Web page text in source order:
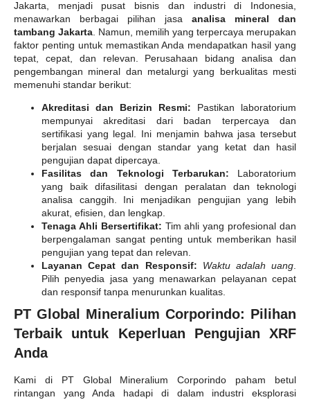
Jakarta, menjadi pusat bisnis dan industri di Indonesia,
menawarkan berbagai pilihan jasa analisa mineral dan
tambang Jakarta . Namun, memilih yang terpercaya merupakan
faktor penting untuk memastikan Anda mendapatkan hasil yang
tepat, cepat, dan relevan. Perusahaan bidang analisa dan
pengembangan mineral dan metalurgi yang berkualitas mesti
memenuhi standar berikut:
Akreditasi dan Berizin Resmi: Pastikan laboratorium
mempunyai akreditasi dari badan terpercaya dan
sertifikasi yang legal. Ini menjamin bahwa jasa tersebut
berjalan sesuai dengan standar yang ketat dan hasil
pengujian dapat dipercaya.
Fasilitas dan Teknologi Terbarukan: Laboratorium
yang baik difasilitasi dengan peralatan dan teknologi
analisa canggih. Ini menjadikan pengujian yang lebih
akurat, efisien, dan lengkap.
Tenaga Ahli Bersertifikat: Tim ahli yang profesional dan
berpengalaman sangat penting untuk memberikan hasil
pengujian yang tepat dan relevan.
Layanan Cepat dan Responsif:
Waktu adalah uang.
Pilih penyedia jasa yang menawarkan pelayanan cepat
dan responsif tanpa menurunkan kualitas.
PT Global Mineralium Corporindo: Pilihan
Terbaik untuk Keperluan Pengujian XRF
Anda
Kami di PT Global Mineralium Corporindo paham betul
rintangan yang Anda hadapi di dalam industri eksplorasi